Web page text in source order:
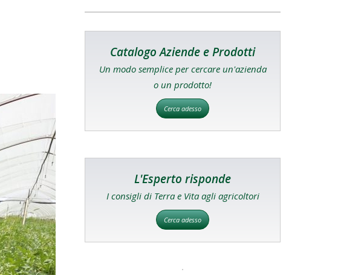
Catalogo Aziende e Prodotti
Un modo semplice per cercare un'azienda
o un prodotto!
Cerca adesso
L'Esperto risponde
I consigli di Terra e Vita agli agricoltori
Cerca adesso